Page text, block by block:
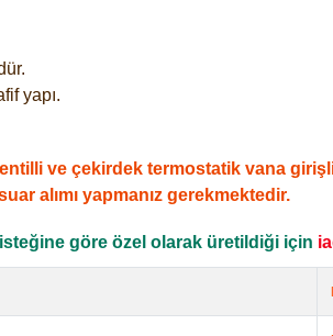
yapı.
ve çekirdek termostatik vana
alımı yapmanız gerekmektedir.
göre özel olarak üretildiği için